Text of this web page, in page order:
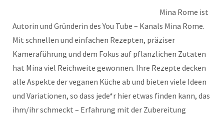
Mina Rome ist
Autorin und Gründerin des You Tube – Kanals Mina Rome.
Mit schnellen und einfachen Rezepten, präziser
Kameraführung und dem Fokus auf pflanzlichen Zutaten
hat Mina viel Reichweite gewonnen. Ihre Rezepte decken
alle Aspekte der veganen Küche ab und bieten viele Ideen
und Variationen, so dass jede*r hier etwas finden kann, das
ihm/ihr schmeckt – Erfahrung mit der Zubereitung